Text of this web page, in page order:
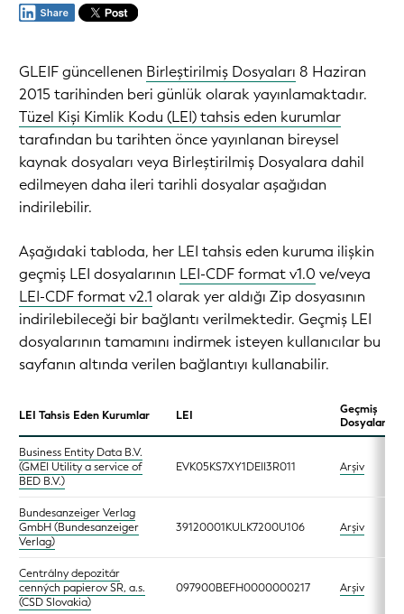
GLEIF güncellenen Birleştirilmiş Dosyaları 8 Haziran
2015 tarihinden beri günlük olarak yayınlamaktadır.
Tüzel Kişi Kimlik Kodu (LEI) tahsis eden kurumlar
tarafından bu tarihten önce yayınlanan bireysel
kaynak dosyaları veya Birleştirilmiş Dosyalara dahil
edilmeyen daha ileri tarihli dosyalar aşağıdan
indirilebilir.
Aşağıdaki tabloda, her LEI tahsis eden kuruma ilişkin
geçmiş LEI dosyalarının LEI-CDF format v1.0 ve/veya
LEI-CDF format v2.1 olarak yer aldığı Zip dosyasının
indirilebileceği bir bağlantı verilmektedir. Geçmiş LEI
dosyalarının tamamını indirmek isteyen kullanıcılar bu
sayfanın altında verilen bağlantıyı kullanabilir.
LEI Tahsis Eden Kurumlar LEI
Geçmiş
Dosyaları
Business Entity Data B.V.
(GMEI Utility a service of
BED B.V.)
EVK05KS7XY1DEII3R011 Arşiv
Bundesanzeiger Verlag
GmbH (Bundesanzeiger
Verlag)
39120001KULK7200U106 Arşiv
Centrálny depozitár
cenných papierov SR, a.s.
(CSD Slovakia)
097900BEFH0000000217 Arşiv